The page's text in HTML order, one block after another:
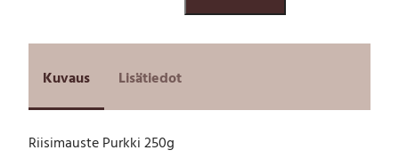
m
a
u
t
Kuvaus Lisätiedot
Riisimauste Purkki 250g